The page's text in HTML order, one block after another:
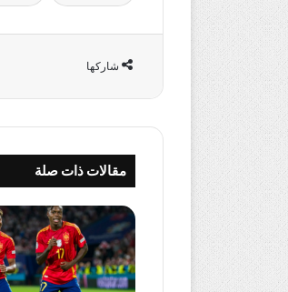
شاركها
مقالات ذات صلة